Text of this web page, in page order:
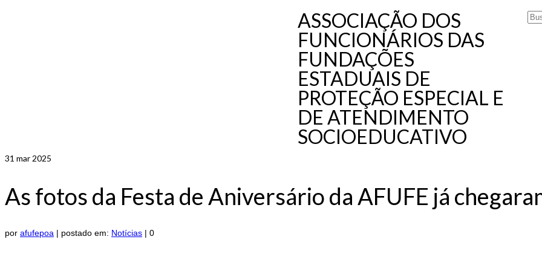
ASSOCIAÇÃO DOS
FUNCIONÁRIOS DAS
FUNDAÇÕES
ESTADUAIS DE
PROTEÇÃO ESPECIAL E
DE ATENDIMENTO
SOCIOEDUCATIVO
31 mar 2025
As fotos da Festa de Aniversário da AFUFE já
por afufepoa | postado em: Notícias | 0